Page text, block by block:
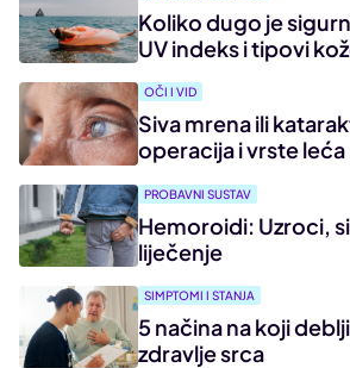
Koliko dugo je
UV indeks i tipovi
OČI I VID
Siva mrena ili
operacija i vrste leća
PROBAVNI SUSTAV
Hemoroidi: Uzroci,
liječenje
SIMPTOMI I STANJA
5 načina na koji
zdravlje srca